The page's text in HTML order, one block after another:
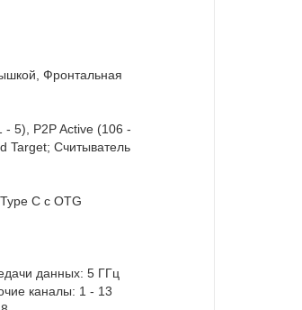
Фронтальная
- 5), P2P Active (106 -
Target; Считыватель
C с OTG
данных: 5 ГГц
каналы: 1 - 13